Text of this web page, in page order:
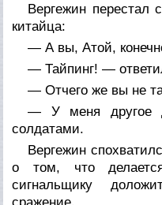
Вергежин перестал
китайца:
— А вы, Атой,
— Тайпинг! —
— Отчего же вы не
— У меня другое
солдатами.
Вергежин
о том, что
сигнальщику